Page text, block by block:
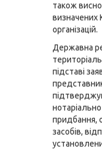
також
визначених
організацій.
Державна
підставі
придбання,
засобів,